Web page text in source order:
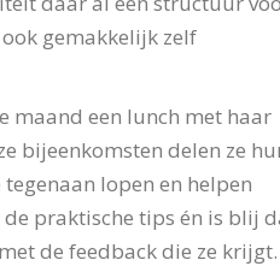
gemakkelijk zelf
maand een lunch met haar
bijeenkomsten delen ze
lopen en helpen
praktische tips én is blij
de feedback die ze